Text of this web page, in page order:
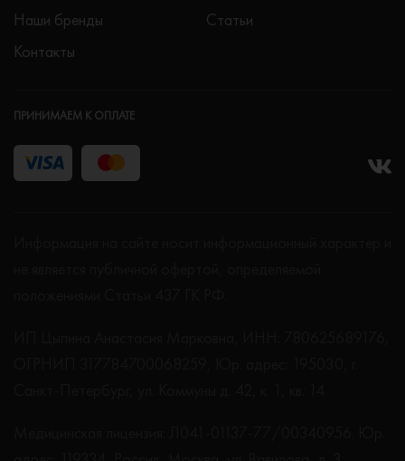
Наши бренды
Контакты
Статьи
ПРИНИМАЕМ К ОПЛАТЕ